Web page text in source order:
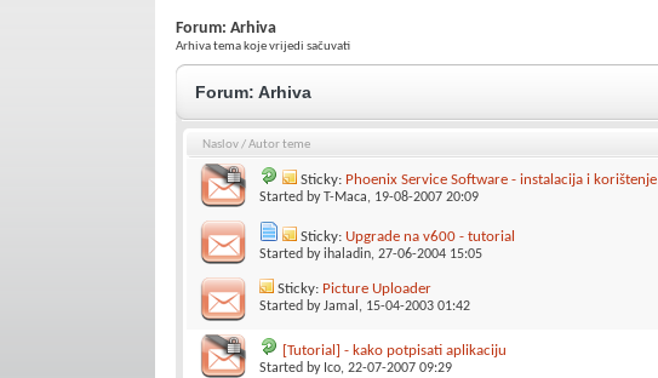
Forum: Arhiva
Arhiva tema koje vrijedi sačuvati
Forum: Arhiva
Naslov/Autor teme
Sticky: Phoenix Service Software - instalacija i korištenje
Started byT-Maca, 19-08-2007 20:09
Sticky: Upgrade na v600 - tutorial
Started byihaladin, 27-06-2004 15:05
Sticky: Picture Uploader
Started byJamal , 15-04-2003 01:42
[Tutorial] - kako potpisati aplikaciju
Started by Ico, 22-07-2007 09:29